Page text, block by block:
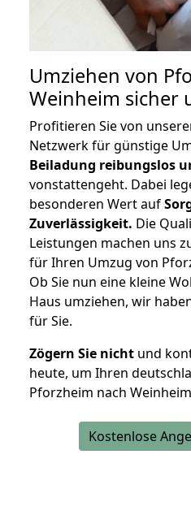
Umziehen von
Weinheim sicher
Profitieren Sie von
Netzwerk für günstige
Beiladung reibungslos
vonstattengeht. Dabei
besonderen Wert auf
Zuverlässigkeit. Die
Leistungen machen uns
für Ihren Umzug von
Ob Sie nun eine kleine
Haus umziehen, wir
für Sie.
Zögern Sie nicht und
heute, um Ihren
Pforzheim nach
Kostenlose